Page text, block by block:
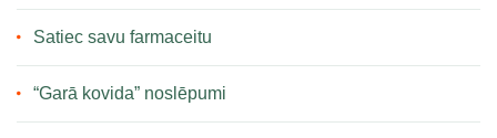
Satiec savu farmaceitu
“Garā kovida” noslēpumi